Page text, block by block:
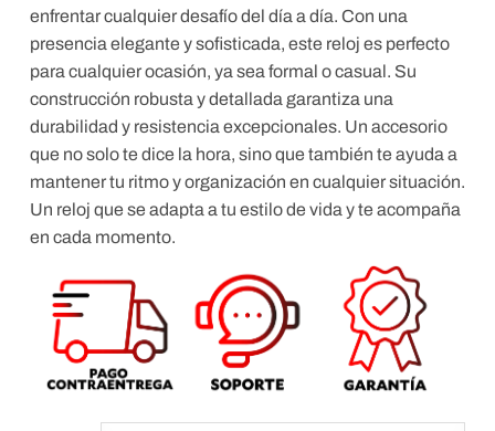
enfrentar cualquier desafío del día a día. Con una
presencia elegante y sofisticada, este reloj es perfecto
para cualquier ocasión, ya sea formal o casual. Su
construcción robusta y detallada garantiza una
durabilidad y resistencia excepcionales. Un accesorio
que no solo te dice la hora, sino que también te ayuda a
mantener tu ritmo y organización en cualquier situación.
Un reloj que se adapta a tu estilo de vida y te acompaña
en cada momento.